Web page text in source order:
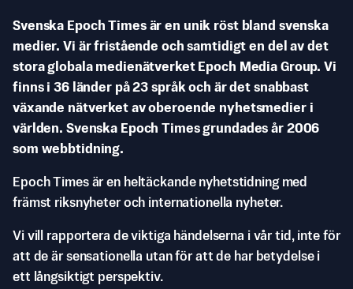
Svenska Epoch Times är en unik röst bland svenska
medier. Vi är fristående och samtidigt en del av det
stora globala medienätverket Epoch Media Group. Vi
finns i 36 länder på 23 språk och är det snabbast
växande nätverket av oberoende nyhetsmedier i
världen. Svenska Epoch Times grundades år 2006
som webbtidning.
Epoch Times är en heltäckande nyhetstidning med
främst riksnyheter och internationella nyheter.
Vi vill rapportera de viktiga händelserna i vår tid, inte för
att de är sensationella utan för att de har betydelse i
ett långsiktigt perspektiv.